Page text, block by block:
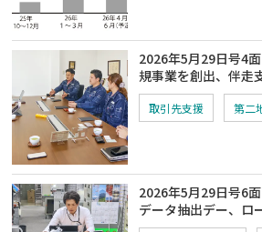
2026年5月29日号4
規事業を創出、伴走
取引先支援 第二
2026年5月29日号6
データ抽出デー、ロ